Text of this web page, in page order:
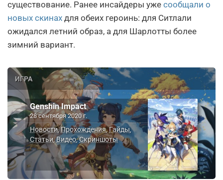
существование. Ранее инсайдеры уже сообщали о
новых скинах для обеих героинь: для Ситлали
ожидался летний образ, а для Шарлотты более
зимний вариант.
ИГРА
Genshin Impact
28 сентября 2020 г.
Новости,Прохождения,Гайды,
Статьи ,Видео,Скриншоты